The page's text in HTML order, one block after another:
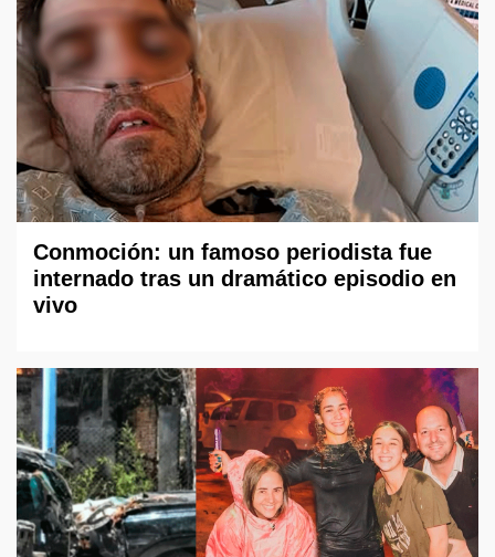
Conmoción: un famoso periodista fue
internado tras un dramático episodio en
vivo